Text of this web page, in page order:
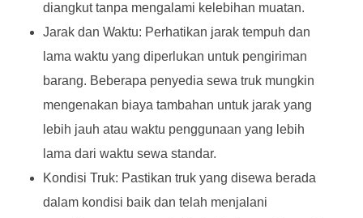
diangkut tanpa mengalami kelebihan muatan.
Jarak dan Waktu: Perhatikan jarak tempuh dan
lama waktu yang diperlukan untuk pengiriman
barang. Beberapa penyedia sewa truk mungkin
mengenakan biaya tambahan untuk jarak yang
lebih jauh atau waktu penggunaan yang lebih
lama dari waktu sewa standar.
Kondisi Truk: Pastikan truk yang disewa berada
dalam kondisi baik dan telah menjalani